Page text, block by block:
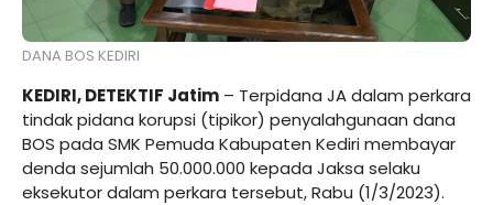
DANA BOS KEDIRI
KEDIRI, DETEKTIF Jatim – Terpidana JA dalam perkara
tindak pidana korupsi (tipikor) penyalahgunaan dana
BOS pada SMK Pemuda Kabupaten Kediri membayar
denda sejumlah 50.000.000 kepada Jaksa selaku
eksekutor dalam perkara tersebut, Rabu (1/3/2023).